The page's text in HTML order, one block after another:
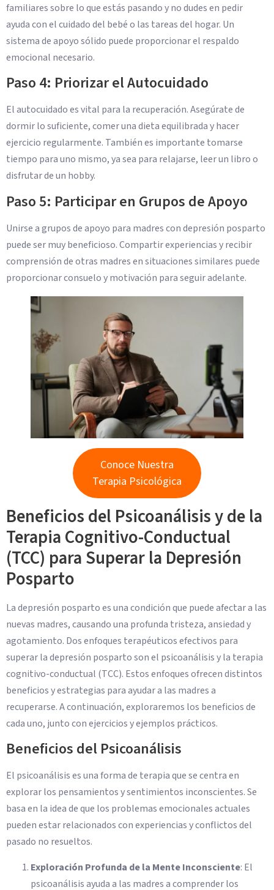
familiares sobre lo que estás pasando y no dudes en pedir
ayuda con el cuidado del bebé o las tareas del hogar. Un
sistema de apoyo sólido puede proporcionar el respaldo
emocional necesario.
Paso 4: Priorizar el Autocuidado
El autocuidado es vital para la recuperación. Asegúrate de
dormir lo suficiente, comer una dieta equilibrada y hacer
ejercicio regularmente. También es importante tomarse
tiempo para uno mismo, ya sea para relajarse, leer un libro o
disfrutar de un hobby.
Paso 5: Participar en Grupos de Apoyo
Unirse a grupos de apoyo para madres con depresión posparto
puede ser muy beneficioso. Compartir experiencias y recibir
comprensión de otras madres en situaciones similares puede
proporcionar consuelo y motivación para seguir adelante.
Conoce Nuestra
Terapia Psicológica
Beneficios del Psicoanálisis y de la
Terapia Cognitivo-Conductual
(TCC) para Superar la Depresión
Posparto
La depresión posparto es una condición que puede afectar a las
nuevas madres, causando una profunda tristeza, ansiedad y
agotamiento. Dos enfoques terapéuticos efectivos para
superar la depresión posparto son el psicoanálisis y la terapia
cognitivo-conductual (TCC). Estos enfoques ofrecen distintos
beneficios y estrategias para ayudar a las madres a
recuperarse. A continuación, exploraremos los beneficios de
cada uno, junto con ejercicios y ejemplos prácticos.
Beneficios del Psicoanálisis
El psicoanálisis es una forma de terapia que se centra en
explorar los pensamientos y sentimientos inconscientes. Se
basa en la idea de que los problemas emocionales actuales
pueden estar relacionados con experiencias y conflictos del
pasado no resueltos.
Exploración Profunda de la Mente Inconsciente: El
psicoanálisis ayuda a las madres a comprender los